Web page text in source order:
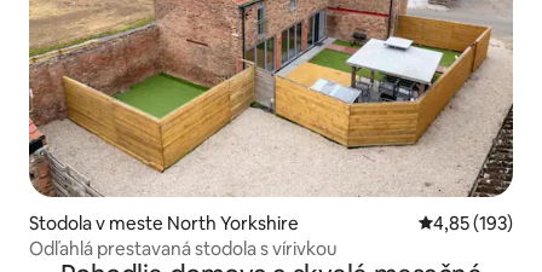
Stodola v meste North Yorkshire Priemerné
4,85 (193)
Odľahlá prestavaná stodola s vírivkou